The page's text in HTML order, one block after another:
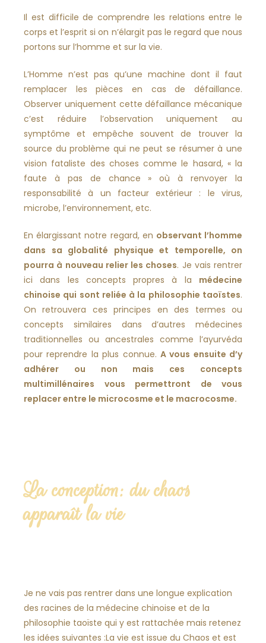
Il est difficile de comprendre les relations entre le
corps et l’esprit si on n’élargit pas le regard que nous
portons sur l’homme et sur la vie.
L’Homme n’est pas qu’une machine dont il faut
remplacer les pièces en cas de défaillance.
Observer uniquement cette défaillance mécanique
c’est réduire l’observation uniquement au
symptôme et empêche souvent de trouver la
source du problème qui ne peut se résumer à une
vision fataliste des choses comme le hasard, « la
faute à pas de chance » où à renvoyer la
responsabilité à un facteur extérieur : le virus,
microbe, l’environnement, etc.
En élargissant notre regard, en observant l’homme
dans sa globalité physique et temporelle, on
pourra à nouveau relier les choses. Je vais rentrer
ici dans les concepts propres à la médecine
chinoise qui sont reliée à la philosophie taoïstes.
On retrouvera ces principes en des termes ou
concepts similaires dans d’autres médecines
traditionnelles ou ancestrales comme l’ayurvéda
pour reprendre la plus connue. A vous ensuite d’y
adhérer ou non mais ces concepts
multimillénaires vous permettront de vous
replacer entre le microcosme et le macrocosme.
La conception: du chaos
apparaît la vie
Je ne vais pas rentrer dans une longue explication
des racines de la médecine chinoise et de la
philosophie taoïste qui y est rattachée mais retenez
les idées suivantes :La vie est issue du Chaos et est